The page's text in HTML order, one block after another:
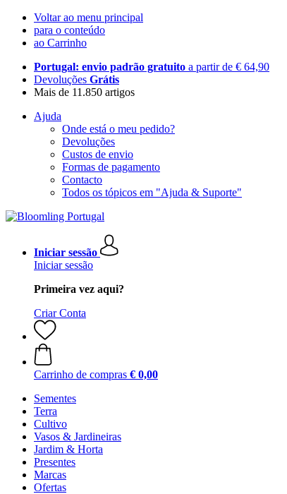
Voltar ao menu principal
para o conteúdo
ao Carrinho
Portugal: envio padrão gratuito a partir de € 64,90
Devoluções Grátis
Mais de 11.850 artigos
Ajuda
Onde está o meu pedido?
Devoluções
Custos de envio
Formas de pagamento
Contacto
Todos os tópicos em "Ajuda & Suporte"
Iniciar sessão
Iniciar sessão
Primeira vez aqui?
Criar Conta
Carrinho de compras € 0,00
Sementes
Terra
Cultivo
Vasos & Jardineiras
Jardim & Horta
Presentes
Marcas
Ofertas